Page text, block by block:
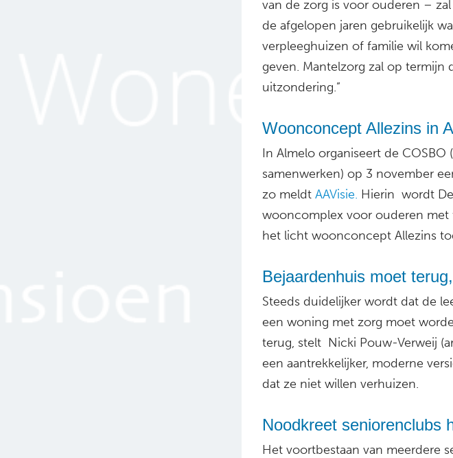
van de zorg is voor ouderen –
de afgelopen jaren gebruikelijk
verpleeghuizen of familie wil
geven. Mantelzorg zal op termijn
uitzondering.”
Woonconcept Allezins in
In Almelo organiseert de COSBO
samenwerken) op 3 november
zo meldt AAVisie. Hierin wordt
wooncomplex voor ouderen met
het licht woonconcept Allezins
Bejaardenhuis moet
Steeds duidelijker wordt dat de
een woning met zorg moet
terug, stelt Nicki Pouw-Verweij
een aantrekkelijker, moderne
dat ze niet willen verhuizen.
Noodkreet seniorenclubs
Het voortbestaan van meerdere